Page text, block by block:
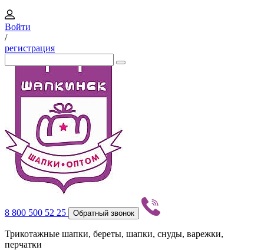
Войти
/
регистрация
8 800 500 52 25 Обратный звонок
Трикотажные шапки, береты, шапки, снуды, варежки,
перчатки